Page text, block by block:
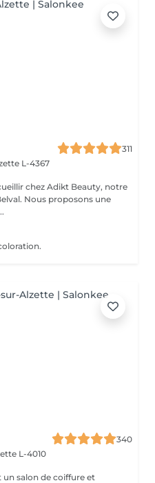
311
L-4367
chez Adikt Beauty, notre
une
340
L-4010
un salon de coiffure et